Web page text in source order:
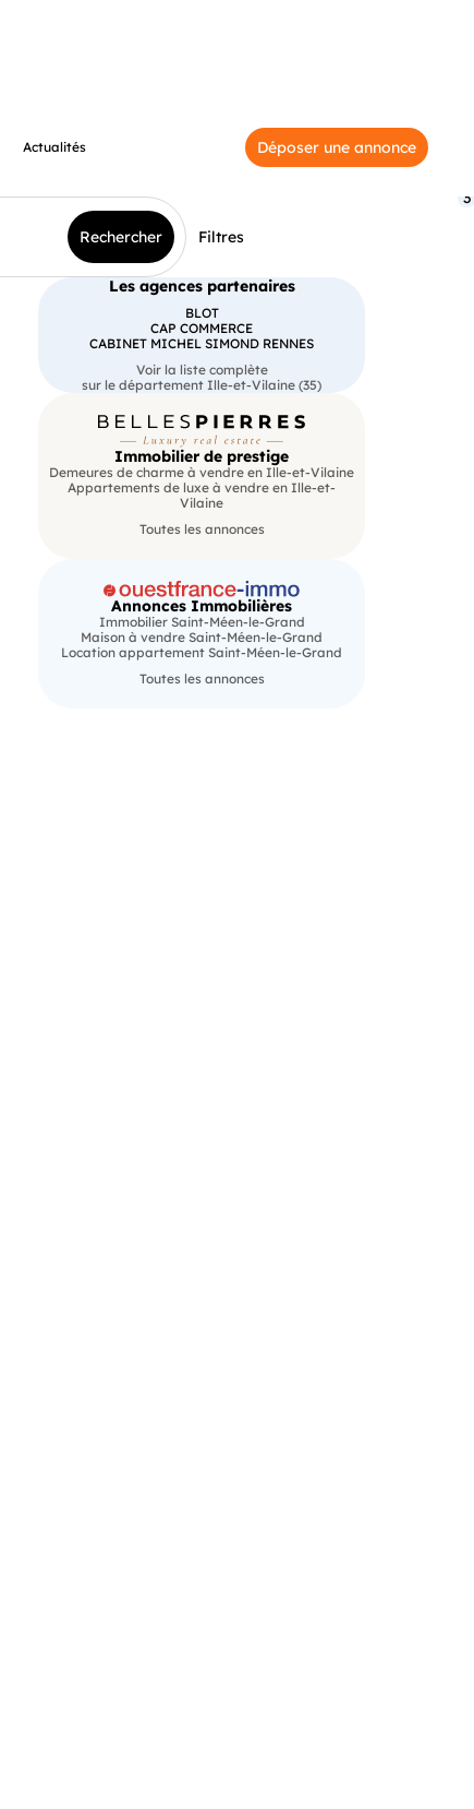
Actualités Déposer une annonce
Rechercher Filtres
3
Les agences partenaires
BLOT
CAP COMMERCE
CABINET MICHEL SIMOND RENNES
Voir la liste complète
sur le département Ille-et-Vilaine (35)
Immobilier de prestige
Demeures de charme à vendre en Ille-et-Vilaine
Appartements de luxe à vendre en Ille-et-
Vilaine
Toutes les annonces
Annonces Immobilières
Immobilier Saint-Méen-le-Grand
Maison à vendre Saint-Méen-le-Grand
Location appartement Saint-Méen-le-Grand
Toutes les annonces